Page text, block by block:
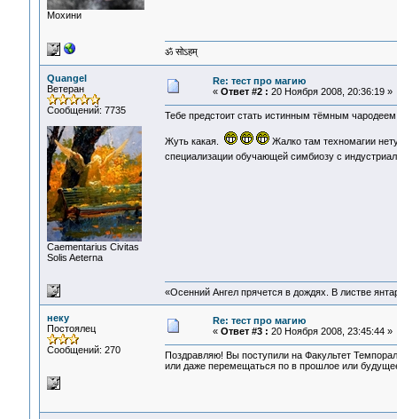
Мохини
ॐ सोऽहम्
Quangel
Ветеран
Сообщений: 7735
Сaementarius Civitas
Solis Aeterna
Re: тест про магию
« Ответ #2 : 20 Ноября 2008, 20:36:19 »
Тебе предстоит стать истинным тёмным
Жуть какая.
Жалко там техномагии
специализации обучающей симбиозу с
«Осенний Ангел прячется в дождях. В листве
неку
Постоялец
Сообщений: 270
Re: тест про магию
« Ответ #3 : 20 Ноября 2008, 23:45:44 »
Поздравляю! Вы поступили на Факультет
или даже перемещаться по в прошлое или